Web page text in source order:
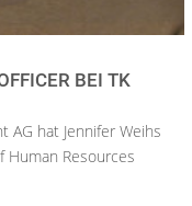
BEI TK
AG hat Jennifer Weihs
Human Resources